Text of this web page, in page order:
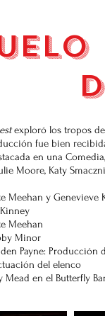
exploró los tropos
fue bien
en una
Moore, Katy
Meehan y Genevieve
Meehan
Minor
Payne: Producción
del elenco
Mead en el Butterfly